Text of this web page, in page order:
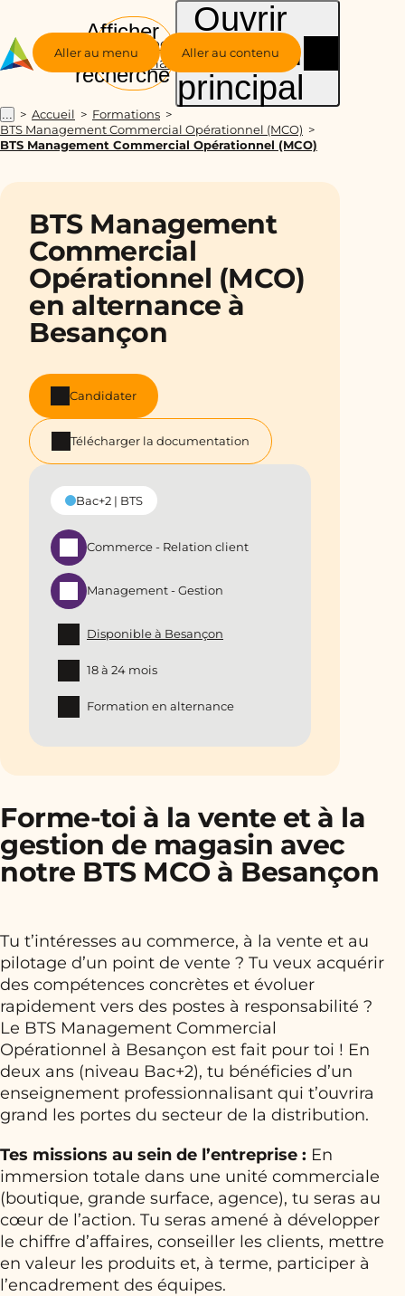
Aller au menu Aller au contenu
Groupe
Alternance
Afficher
la
recherche
Ouvrir
le menu
principal
... Accueil
Formations
BTS Management Commercial Opérationnel (MCO)
BTS Management Commercial Opérationnel (MCO)
BTS Management
Commercial
Opérationnel (MCO)
en alternance à
Besançon
Candidater
Télécharger la documentation
Bac+2 | BTS
Commerce - Relation client
Management - Gestion
Disponible à Besançon
18 à 24 mois
Formation en alternance
Forme-toi à la vente et à la
gestion de magasin avec
notre BTS MCO à Besançon
Tu t’intéresses au commerce, à la vente et au
pilotage d’un point de vente ? Tu veux acquérir
des compétences concrètes et évoluer
rapidement vers des postes à responsabilité ?
Le BTS Management Commercial
Opérationnel à Besançon est fait pour toi ! En
deux ans (niveau Bac+2), tu bénéficies d’un
enseignement professionnalisant qui t’ouvrira
grand les portes du secteur de la distribution.
Tes missions au sein de l’entreprise : En
immersion totale dans une unité commerciale
(boutique, grande surface, agence), tu seras au
cœur de l’action. Tu seras amené à développer
le chiffre d’affaires, conseiller les clients, mettre
en valeur les produits et, à terme, participer à
l’encadrement des équipes.